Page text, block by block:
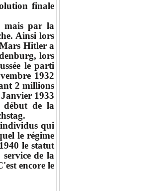
finale
mais par la
Ainsi lors
Hitler a
lors
le parti
1932
2 millions
1933
début de la
qui
le régime
le statut
de la
encore le